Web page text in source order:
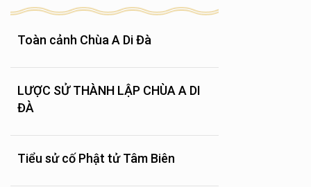
Toàn cảnh Chùa A Di Đà
LƯỢC SỬ THÀNH LẬP CHÙA A DI
ĐÀ
Tiểu sử cố Phật tử Tâm Biên